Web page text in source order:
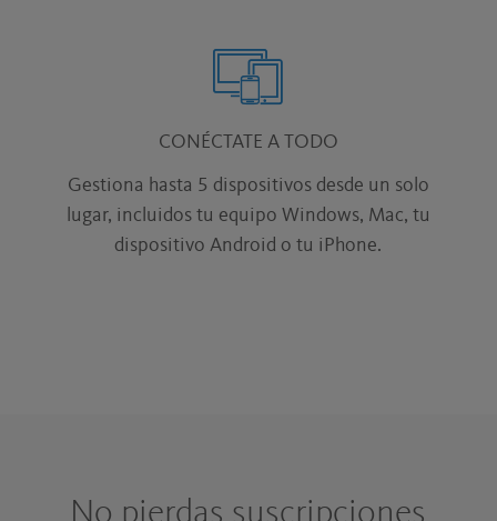
CONÉCTATE A TODO
Gestiona hasta 5 dispositivos desde un solo
lugar, incluidos tu equipo Windows, Mac, tu
dispositivo Android o tu iPhone.